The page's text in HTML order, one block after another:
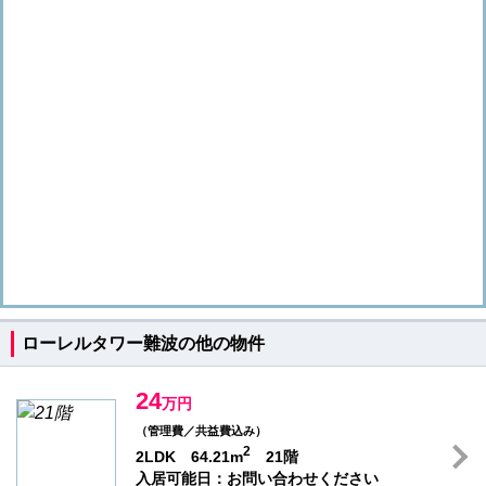
ローレルタワー難波の他の物件
24万円
（管理費／共益費込み）
2LDK 64.21m2
21階
入居可能日：お問い合わせください